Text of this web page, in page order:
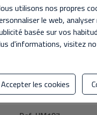
€ / mois
chez-vous à
dans ce charmant
situé au cœur de
à Alicante. Ce bien allie
commodité et accessibilit...
utilisons nos propres
le web,
basée sur vos
d'informations, visitez
Accepter les cookies